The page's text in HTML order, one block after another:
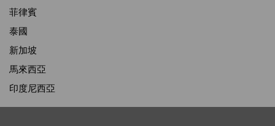
菲律賓
泰國
新加坡
馬來西亞
印度尼西亞